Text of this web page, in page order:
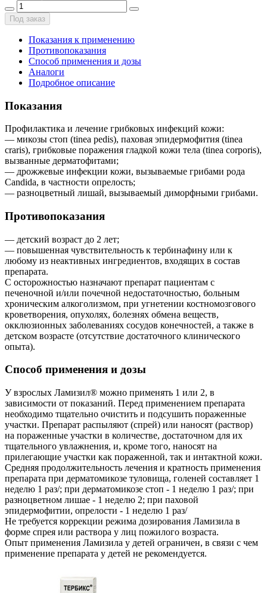
Под заказ
Показания к применению
Противопоказания
Способ применения и дозы
Аналоги
Подробное описание
Показания
Профилактика и лечение грибковых инфекций кожи:
— микозы стоп (tinea pedis), паховая эпидермофития (tinea
craris), грибковые поражения гладкой кожи тела (tinea corporis),
вызванные дерматофитами;
— дрожжевые инфекции кожи, вызываемые грибами рода
Candida, в частности опрелость;
— разноцветный лишай, вызываемый диморфными грибами.
Противопоказания
— детский возраст до 2 лет;
— повышенная чувствительность к тербинафину или к
любому из неактивных ингредиентов, входящих в состав
препарата.
С осторожностью назначают препарат пациентам с
печеночной и/или почечной недостаточностью, больным
хроническим алкоголизмом, при угнетении костномозгового
кроветворения, опухолях, болезнях обмена веществ,
окклюзионных заболеваниях сосудов конечностей, а также в
детском возрасте (отсутствие достаточного клинического
опыта).
Способ применения и дозы
У взрослых Ламизил® можно применять 1 или 2, в
зависимости от показаний. Перед применением препарата
необходимо тщательно очистить и подсушить пораженные
участки. Препарат распыляют (спрей) или наносят (раствор)
на пораженные участки в количестве, достаточном для их
тщательного увлажнения, и, кроме того, наносят на
прилегающие участки как пораженной, так и интактной кожи.
Средняя продолжительность лечения и кратность применения
препарата при дерматомикозе туловища, голеней составляет 1
неделю 1 раз/; при дерматомикозе стоп - 1 неделю 1 раз/; при
разноцветном лишае - 1 неделю 2; при паховой
эпидермофитии, опрелости - 1 неделю 1 раз/
Не требуется коррекции режима дозирования Ламизила в
форме спрея или раствора у лиц пожилого возраста.
Опыт применения Ламизила у детей ограничен, в связи с чем
применение препарата у детей не рекомендуется.